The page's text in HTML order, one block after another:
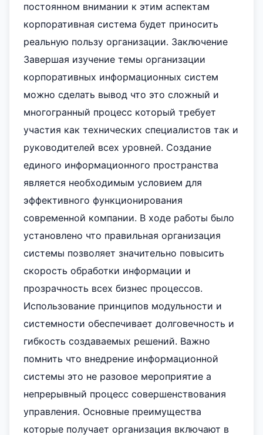
постоянном внимании к этим аспектам
корпоративная система будет приносить
реальную пользу организации. Заключение
Завершая изучение темы организации
корпоративных информационных систем
можно сделать вывод что это сложный и
многогранный процесс который требует
участия как технических специалистов так и
руководителей всех уровней. Создание
единого информационного пространства
является необходимым условием для
эффективного функционирования
современной компании. В ходе работы было
установлено что правильная организация
системы позволяет значительно повысить
скорость обработки информации и
прозрачность всех бизнес процессов.
Использование принципов модульности и
системности обеспечивает долговечность и
гибкость создаваемых решений. Важно
помнить что внедрение информационной
системы это не разовое мероприятие а
непрерывный процесс совершенствования
управления. Основные преимущества
которые получает организация включают в